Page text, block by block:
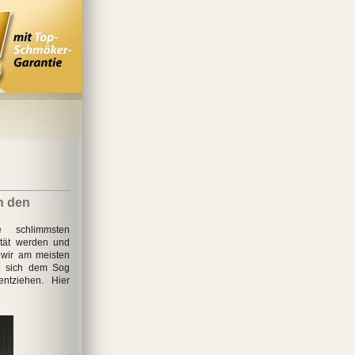
den
schlimmsten
werden und
am meisten
sich dem Sog
Hier